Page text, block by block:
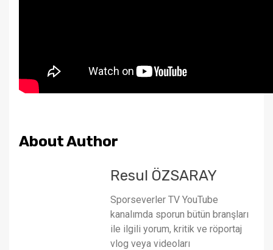
About Author
Resul ÖZSARAY
Sporseverler TV YouTube
kanalımda sporun bütün branşları
ile ilgili yorum, kritik ve röportaj
vlog veya videoları